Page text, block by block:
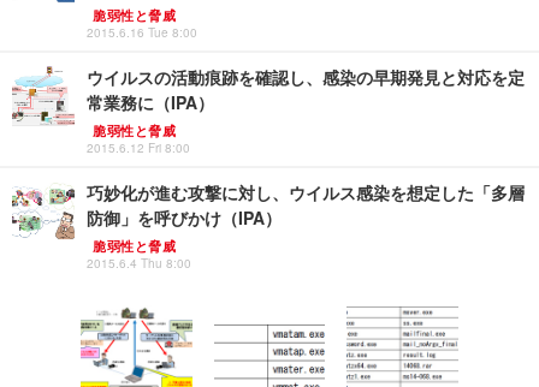
脆弱性と脅威
2015.6.16 Tue 8:00
ウイルスの活動痕跡を確認し、感染の早期発見と対応を定
常業務に（IPA）
脆弱性と脅威
2015.6.12 Fri 8:00
巧妙化が進む攻撃に対し、ウイルス感染を想定した「多層
防御」を呼びかけ（IPA）
脆弱性と脅威
2015.6.4 Thu 8:00